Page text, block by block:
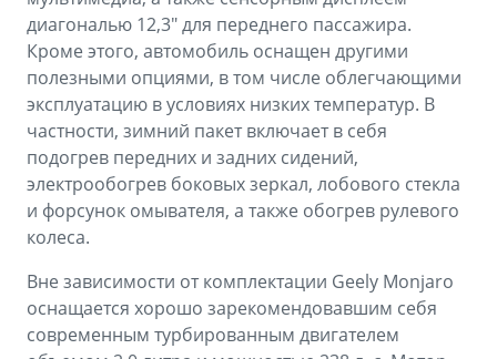
диагональю 12,3" для переднего пассажира.
Кроме этого, автомобиль оснащен другими
полезными опциями, в том числе облегчающими
эксплуатацию в условиях низких температур. В
частности, зимний пакет включает в себя
подогрев передних и задних сидений,
электрообогрев боковых зеркал, лобового стекла
и форсунок омывателя, а также обогрев рулевого
колеса.
Вне зависимости от комплектации Geely Monjaro
оснащается хорошо зарекомендовавшим себя
современным турбированным двигателем